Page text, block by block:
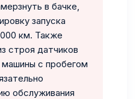
в бачке,
запуска
км. Также
строя датчиков
машины с пробегом
обслуживания